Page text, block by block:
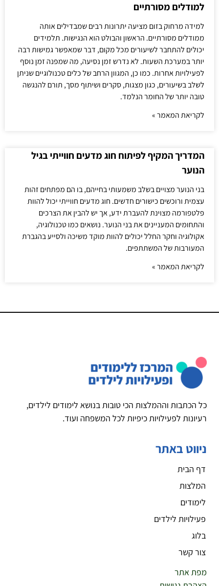
למודלים מסורתיים
למידה מרחוק בזום מציעה יתרונות רבים שמבדילים אותה
ממודלים מסורתיים. הראשון והבולט הוא הנגישות. תלמידים
יכולים להתחבר לשיעורים מכל מקום, דבר שמאפשר גמישות רבה
יותר במערכת השעות. לא נדרש זמן נסיעה, מה שמפנה זמן נוסף
לפעילויות אחרות. כמו כן, המגוון הרחב של כלים טכנולוגיים שניתן
לשלב בשיעורים, כגון מצגות, סקרים ושיתוף מסך, תורם להנגשה
טובה יותר של החומר הנלמד.
לקריאת המאמר »
המדריך המקיף לפיתוח חוג מדעים חווייתי בגיל
הנוער
בני הנוער מצויים בשלב משמעותי בחייהם, בו הם מפתחים זהות
עצמית ורוכשים כישורים חדשים. חוג מדעים חווייתי יכול להוות
פלטפורמה מצוינת להעברת ידע, אך יש להבין את הצרכים
והתחומים המעניינים את בני הנוער. נושאים כמו טכנולוגיה,
אקולוגיה וחקר החלל יכולים להוות מוקד משיכה ולסייע בהגברת
המעורבות של המשתתפים.
לקריאת המאמר »
כל הכתבות וההמלצות הכי טובות בנושא לימודים לילדים,
רעיונות לפעילויות כיפיות לכל המשפחה ועוד.
ניווט באתר
דף הבית
המלצות
לימודים
פעילויות לילדים
בלוג
צור קשר
מפת אתר